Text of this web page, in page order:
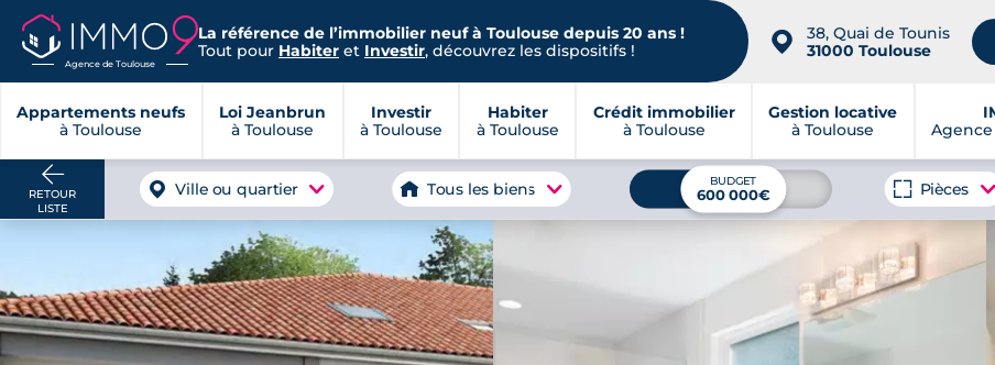
Agence de Toulouse
La référence de l’immobilier neuf à Toulouse depuis 20 ans !
Tout pour Habiter et Investir, découvrez les dispositifs ! 📍
38, Quai de Tounis
31000 Toulouse
Appartements neufs
à Toulouse
Loi Jeanbrun
à Toulouse
Investir
à Toulouse
Habiter
à Toulouse
Crédit immobilier
à Toulouse
Gestion locative
à Toulouse
Agence
RETOUR
LISTE
Ville ou quartier Tous les biens BUDGET
600 000€ Pièces